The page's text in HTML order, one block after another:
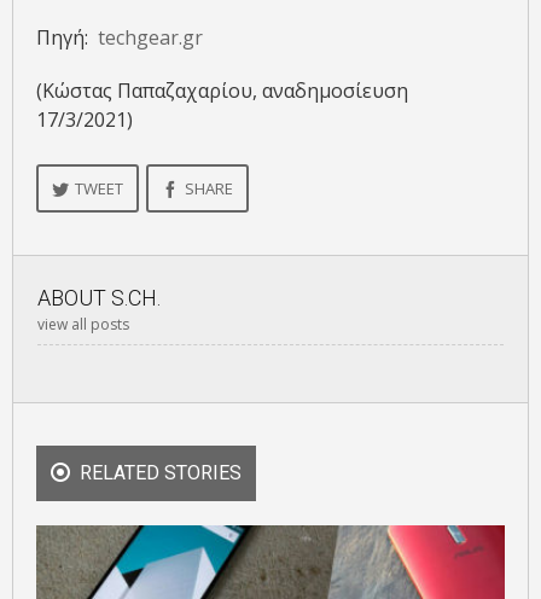
Πηγή: techgear.gr
(Κώστας Παπαζαχαρίου, αναδημοσίευση
17/3/2021)
TWEET SHARE
ABOUT S.CH.
view all posts
RELATED STORIES